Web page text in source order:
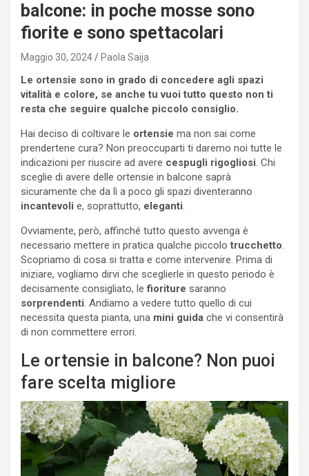
balcone: in poche mosse sono
fiorite e sono spettacolari
Maggio 30, 2024 Paola Saija
Le ortensie sono in grado di concedere agli spazi
vitalità e colore, se anche tu vuoi tutto questo non ti
resta che seguire qualche piccolo consiglio.
Hai deciso di coltivare le ortensie ma non sai come
prendertene cura? Non preoccuparti ti daremo noi tutte le
indicazioni per riuscire ad avere cespugli rigogliosi. Chi
sceglie di avere delle ortensie in balcone saprà
sicuramente che da lì a poco gli spazi diventeranno
incantevoli e, soprattutto, eleganti.
Ovviamente, però, affinché tutto questo avvenga è
necessario mettere in pratica qualche piccolotrucchetto.
Scopriamo di cosa si tratta e come intervenire. Prima di
iniziare, vogliamo dirvi che sceglierle in questo periodo è
decisamente consigliato, lefioriture saranno
sorprendenti. Andiamo a vedere tutto quello di cui
necessita questa pianta, una mini guida che vi consentirà
di non commettere errori.
Le ortensie in balcone? Non puoi
fare scelta migliore